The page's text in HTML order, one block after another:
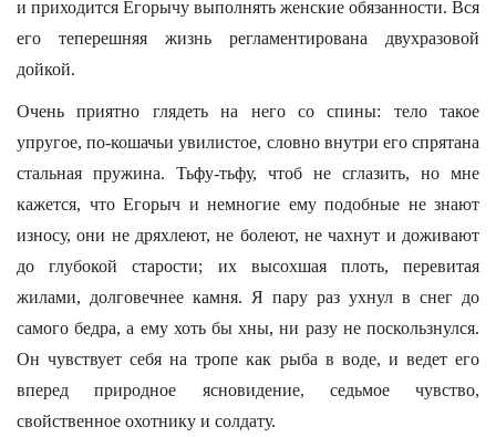
и приходится Егорычу выполнять женские обязанности. Вся
его теперешняя жизнь регламентирована двухразовой
дойкой.
Очень приятно глядеть на него со спины: тело такое
упругое, по-кошачьи увилистое, словно внутри его спрятана
стальная пружина. Тьфу-тьфу, чтоб не сглазить, но мне
кажется, что Егорыч и немногие ему подобные не знают
износу, они не дряхлеют, не болеют, не чахнут и доживают
до глубокой старости; их высохшая плоть, перевитая
жилами, долговечнее камня. Я пару раз ухнул в снег до
самого бедра, а ему хоть бы хны, ни разу не поскользнулся.
Он чувствует себя на тропе как рыба в воде, и ведет его
вперед природное ясновидение, седьмое чувство,
свойственное охотнику и солдату.